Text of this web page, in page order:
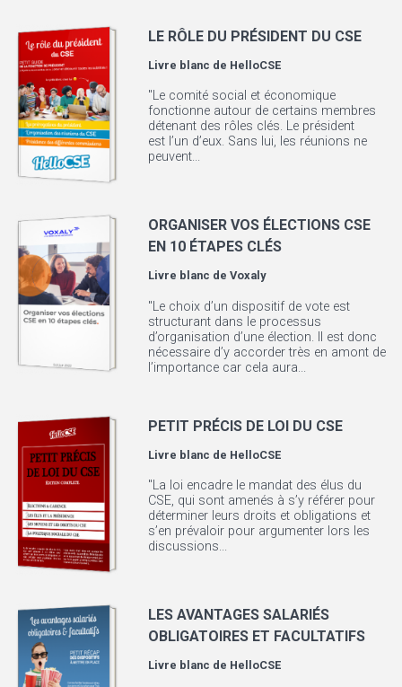
LE RÔLE DU PRÉSIDENT DU CSE
Livre blanc de HelloCSE
"Le comité social et économique
fonctionne autour de certains membres
détenant des rôles clés. Le président
est l’un d’eux. Sans lui, les réunions ne
peuvent...
ORGANISER VOS ÉLECTIONS CSE
EN 10 ÉTAPES CLÉS
Livre blanc deVoxaly
"Le choix d’un dispositif de vote est
structurant dans le processus
d’organisation d’une élection. Il est donc
nécessaire d’y accorder très en amont de
l’importance car cela aura...
PETIT PRÉCIS DE LOI DU CSE
Livre blanc de HelloCSE
"La loi encadre le mandat des élus du
CSE, qui sont amenés à s’y référer pour
déterminer leurs droits et obligations et
s’en prévaloir pour argumenter lors les
discussions...
LES AVANTAGES SALARIÉS
OBLIGATOIRES ET FACULTATIFS
Livre blanc de HelloCSE